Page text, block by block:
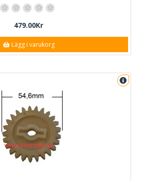
479.00Kr
Lägg i varukorg